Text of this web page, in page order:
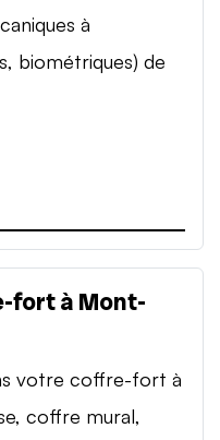
à
biométriques) de
fort à Mont-
votre coffre-fort à
coffre mural,